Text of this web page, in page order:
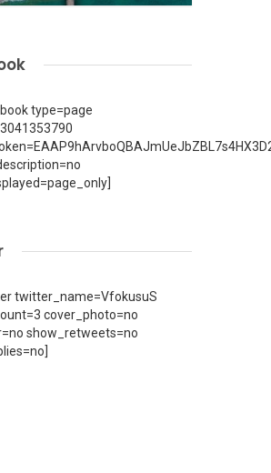
type=page
twitter_name=VfokusuS
cover_photo=no
show_retweets=no